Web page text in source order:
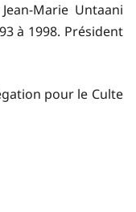
Marie Untaani
à 1998. Président
pour le Culte